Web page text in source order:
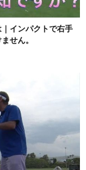
インパクトで右手
せん。